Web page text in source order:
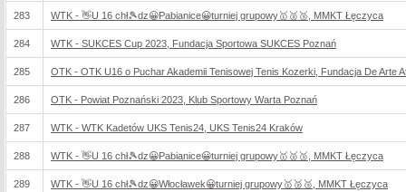
283 WTK - 👋U 16 chł🎾dz😀Pabianice😀turniej grupowy🥇🥈🥉, MMKT Łęczyca
284 WTK - SUKCES Cup 2023, Fundacja Sportowa SUKCES Poznań
285 OTK - OTK U16 o Puchar Akademii Tenisowej Tenis Kozerki, Fundacja De Arte
286 OTK - Powiat Poznański 2023, Klub Sportowy Warta Poznań
287 WTK - WTK Kadetów UKS Tenis24, UKS Tenis24 Kraków
288 WTK - 👋U 16 chł🎾dz😀Pabianice😀turniej grupowy🥇🥈🥉, MMKT Łęczyca
289 WTK - 👋U 16 chł🎾dz😀Włocławek😀turniej grupowy🥇🥈🥉, MMKT Łęczyca